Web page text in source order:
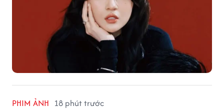
PHIM ẢNH 18 phút trước